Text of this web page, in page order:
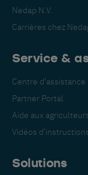
Nedap N.V.
Carrières chez
Service &
Centre d'assistance
Partner Portal
Aide aux
Vidéos
Solutions